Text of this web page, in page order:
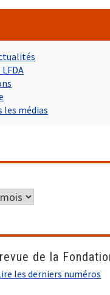
les médias
de la
les derniers numéros